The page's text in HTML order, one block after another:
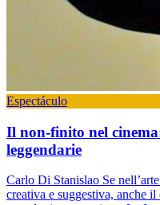
Espectáculo
Il non-finito nel
leggendarie
Carlo Di Stanislao Se
creativa e suggestiva, anche